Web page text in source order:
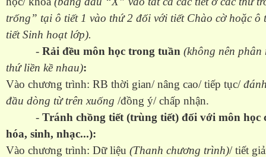
trống” tại ô tiết 1 vào thứ 2 đối với tiết Chào cờ hoặc ô
tiết Sinh hoạt lớp).
- Rải đều môn học trong tuần (không nên phân
thứ liền kề nhau):
Vào chương trình: RB thời gian/ nâng cao/ tiếp tục/
đầu dòng từ trên xuống /đồng ý/ chấp nhận.
- Tránh chồng tiết (trùng tiết) đối với môn học
hóa, sinh, nhạc...):
Vào chương trình: Dữ liệu (Thanh chương trình)/ tiết